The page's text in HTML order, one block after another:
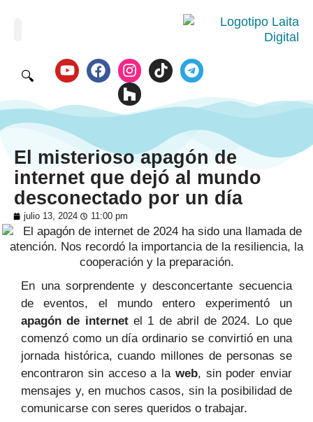
🔍
El misterioso apagón de
internet que dejó al mundo
desconectado por un día
julio 13, 2024 11:00 pm
En una sorprendente y desconcertante secuencia
de eventos, el mundo entero experimentó un
apagón de internetel 1 de abril de 2024. Lo que
comenzó como un día ordinario se convirtió en una
jornada histórica, cuando millones de personas se
encontraron sin acceso a la web, sin poder enviar
mensajes y, en muchos casos, sin la posibilidad de
comunicarse con seres queridos o trabajar.